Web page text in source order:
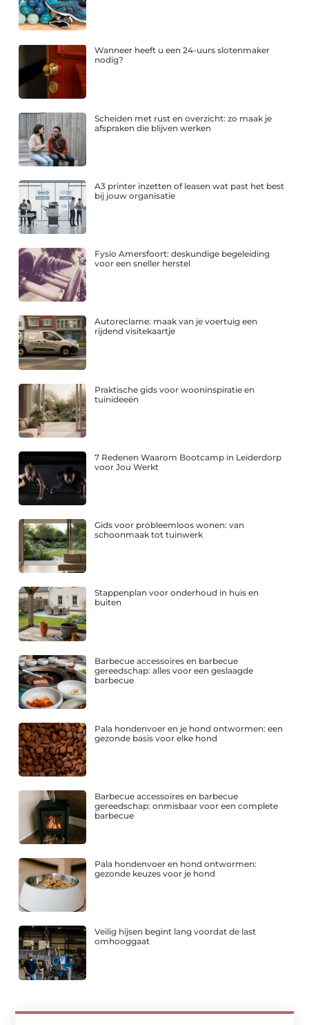
Wanneer heeft u een 24-uurs slotenmaker
nodig?
Scheiden met rust en overzicht: zo maak je
afspraken die blijven werken
A3 printer inzetten of leasen wat past het best
bij jouw organisatie
Fysio Amersfoort: deskundige begeleiding
voor een sneller herstel
Autoreclame: maak van je voertuig een
rijdend visitekaartje
Praktische gids voor wooninspiratie en
tuinideeën
7 Redenen Waarom Bootcamp in Leiderdorp
voor Jou Werkt
Gids voor probleemloos wonen: van
schoonmaak tot tuinwerk
Stappenplan voor onderhoud in huis en
buiten
Barbecue accessoires en barbecue
gereedschap: alles voor een geslaagde
barbecue
Pala hondenvoer en je hond ontwormen: een
gezonde basis voor elke hond
Barbecue accessoires en barbecue
gereedschap: onmisbaar voor een complete
barbecue
Pala hondenvoer en hond ontwormen:
gezonde keuzes voor je hond
Veilig hijsen begint lang voordat de last
omhooggaat